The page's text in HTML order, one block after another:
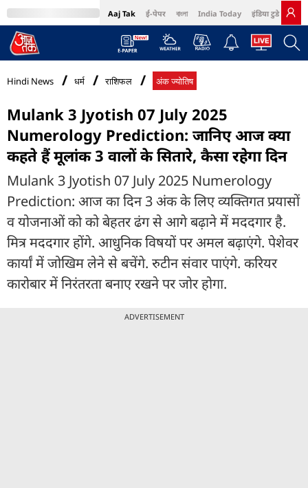
Aaj Tak ई-पेपर বাংলা India Today इंडिया टुडे हिंदी
MumbaiTak Cosmopolitan Harper's Bazaar Northeast
Hindi News धर्म राशिफल अंक ज्योतिष
Mulank 3 Jyotish 07 July 2025
Numerology Prediction: जानिए आज क्या
कहते हैं मूलांक 3 वालों के सितारे, कैसा रहेगा दिन
Mulank 3 Jyotish 07 July 2025 Numerology
Prediction: आज का दिन 3 अंक के लिए व्यक्तिगत प्रयासों
व योजनाओं को को बेहतर ढंग से आगे बढ़ाने में मददगार है.
मित्र मददगार होंगे. आधुनिक विषयों पर अमल बढ़ाएंगे. पेशेवर
कार्यां में जोखिम लेने से बचेंगे. रुटीन संवार पाएंगे. करियर
कारोबार में निरंतरता बनाए रखने पर जोर होगा.
ADVERTISEMENT